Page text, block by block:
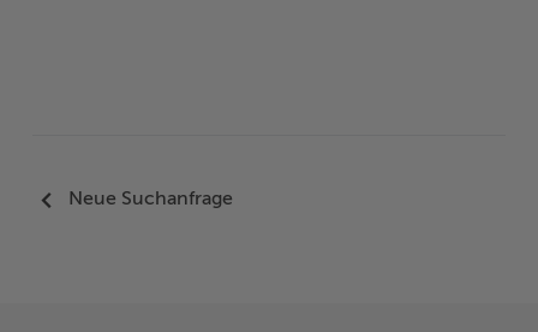
Neue Suchanfrage